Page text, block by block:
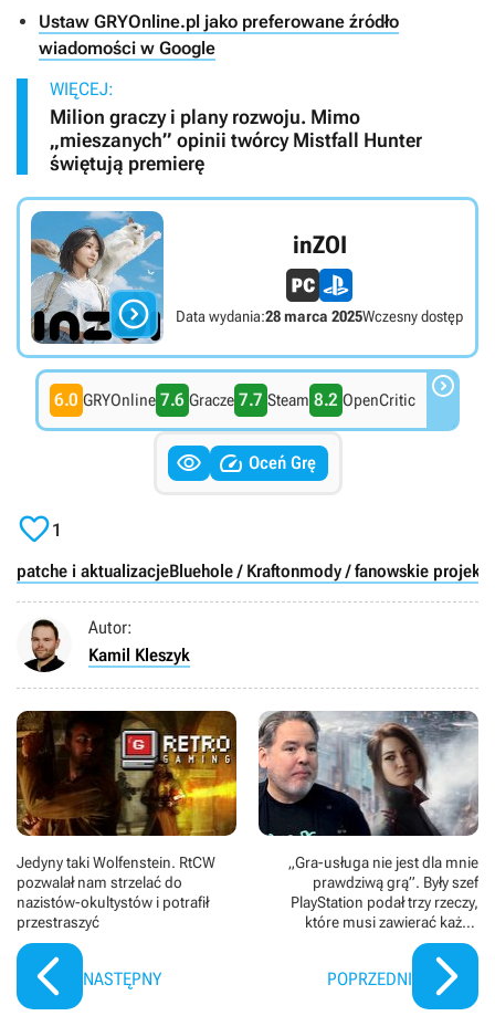
Ustaw GRYOnline.pl jako preferowane źródło
wiadomości w Google
WIĘCEJ:
Milion graczy i plany rozwoju. Mimo
„mieszanych” opinii twórcy Mistfall Hunter
świętują premierę

inZOI
Data wydania:28 marca 2025Wczesny dostęp
6.0 GRYOnline 7.6 Gracze 7.7 Steam 8.2 OpenCritic 
  Oceń Grę
1
patche i aktualizacjeBluehole / Kraftonmody / fanowskie
Autor:
Kamil Kleszyk
Jedyny taki Wolfenstein. RtCW
pozwalał nam strzelać do
nazistów-okultystów i potrafił
przestraszyć
NASTĘPNY
„Gra-usługa nie jest dla mnie
prawdziwą grą”. Były szef
PlayStation podał trzy rzeczy,
które musi zawierać każde
gamingowe dzieło z krwi i kości
POPRZEDNI